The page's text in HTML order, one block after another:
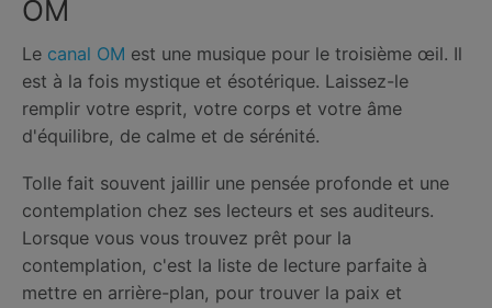
OM
Le canal OM est une musique pour le troisième œil. Il
est à la fois mystique et ésotérique. Laissez-le
remplir votre esprit, votre corps et votre âme
d'équilibre, de calme et de sérénité.
Tolle fait souvent jaillir une pensée profonde et une
contemplation chez ses lecteurs et ses auditeurs.
Lorsque vous vous trouvez prêt pour la
contemplation, c'est la liste de lecture parfaite à
mettre en arrière-plan, pour trouver la paix et